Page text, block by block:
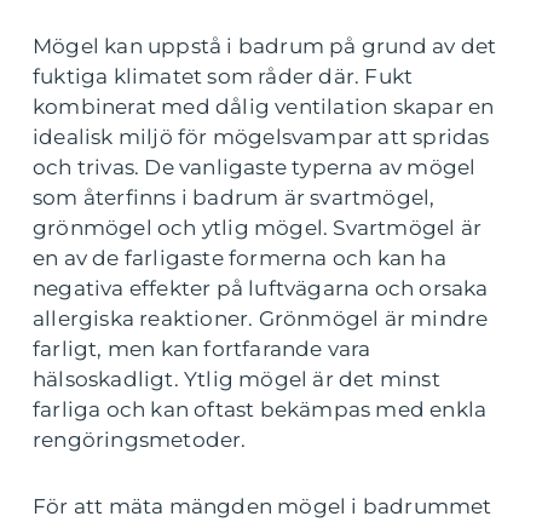
Mögel kan uppstå i badrum på grund av det
fuktiga klimatet som råder där. Fukt
kombinerat med dålig ventilation skapar en
idealisk miljö för mögelsvampar att spridas
och trivas. De vanligaste typerna av mögel
som återfinns i badrum är svartmögel,
grönmögel och ytlig mögel. Svartmögel är
en av de farligaste formerna och kan ha
negativa effekter på luftvägarna och orsaka
allergiska reaktioner. Grönmögel är mindre
farligt, men kan fortfarande vara
hälsoskadligt. Ytlig mögel är det minst
farliga och kan oftast bekämpas med enkla
rengöringsmetoder.
För att mäta mängden mögel i badrummet